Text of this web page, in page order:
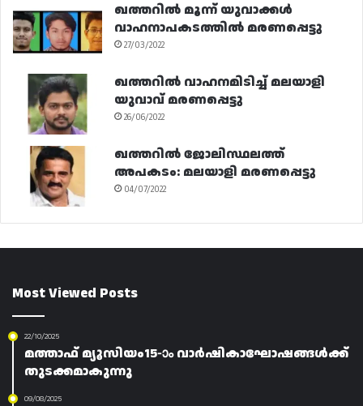
ഖത്തറിൽ മൂന്ന് യുവാക്കൾ
വാഹനാപകടത്തിൽ മരണപ്പെട്ടു
27/03/2022
ഖത്തറിൽ വാഹനമിടിച്ച് മലയാളി
യുവാവ് മരണപ്പെട്ടു
26/06/2022
ഖത്തറിൽ ജോലിസ്ഥലത്ത്
അപകടം: മലയാളി മരണപ്പെട്ടു
04/07/2022
Most Viewed Posts
22/10/2025
മത്താഫ്‌ മ്യൂസിയം15-ാം വാർഷികാഘോഷങ്ങൾക്ക്
തുടക്കമാകുന്നു
09/08/2025